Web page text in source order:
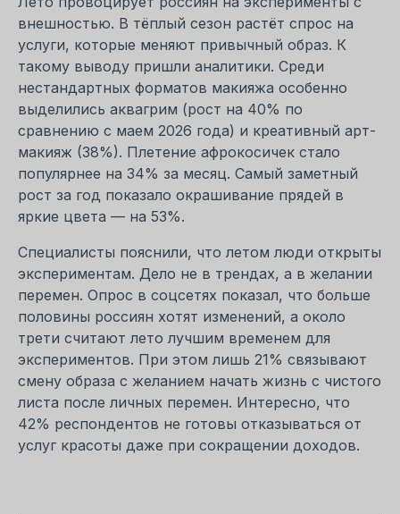
внешностью. В тёплый сезон растёт спрос на
услуги, которые меняют привычный образ. К
такому выводу пришли аналитики. Среди
нестандартных форматов макияжа особенно
выделились аквагрим (рост на 40% по
сравнению с маем 2026 года) и креативный арт-
макияж (38%). Плетение афрокосичек стало
популярнее на 34% за месяц. Самый заметный
рост за год показало окрашивание прядей в
яркие цвета — на 53%.
Специалисты пояснили, что летом люди открыты
экспериментам. Дело не в трендах, а в желании
перемен. Опрос в соцсетях показал, что больше
половины россиян хотят изменений, а около
трети считают лето лучшим временем для
экспериментов. При этом лишь 21% связывают
смену образа с желанием начать жизнь с чистого
листа после личных перемен. Интересно, что
42% респондентов не готовы отказываться от
услуг красоты даже при сокращении доходов.